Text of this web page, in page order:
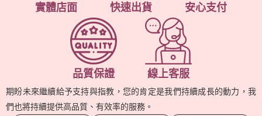
實體店面 快速出貨 安心支付
品質保證 線上客服
期盼未來繼續給予支持與指教，您的肯定是我們持續成長的動力，我
們也將持續提供高品質、有效率的服務。